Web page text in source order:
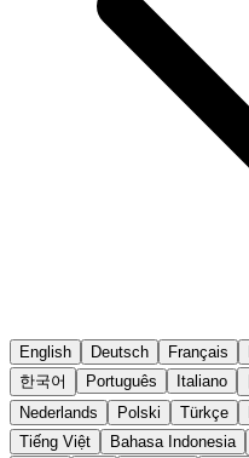
English Deutsch Français
한국어
Português Italiano
Nederlands
Polski Türkçe
Tiếng Việt
Bahasa Indonesia